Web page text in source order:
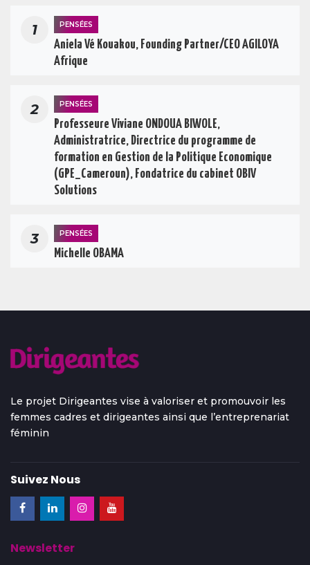
1 PENSÉES
Aniela Vé Kouakou, Founding Partner/CEO AGILOYA
Afrique
2 PENSÉES
Professeure Viviane ONDOUA BIWOLE,
Administratrice, Directrice du programme de
formation en Gestion de la Politique Economique
(GPE_Cameroun), Fondatrice du cabinet OBIV
Solutions
3 PENSÉES
Michelle OBAMA
Le projet Dirigeantes vise à valoriser et promouvoir les
femmes cadres et dirigeantes ainsi que l’entreprenariat
féminin
Suivez Nous
Newsletter